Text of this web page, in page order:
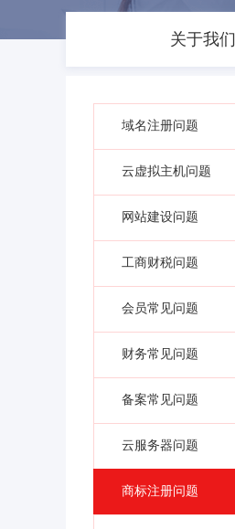
关于我们
域名注册问题
云虚拟主机问题
网站建设问题
工商财税问题
会员常见问题
财务常见问题
备案常见问题
云服务器问题
商标注册问题